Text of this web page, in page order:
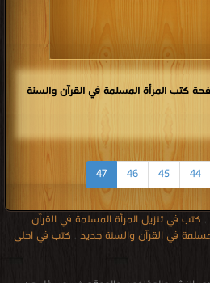
كتب المرأة المسلمة في القرآن والسنة
44
45
46
47
, كتب في تنزيل المرأة المسلمة في القرآن
في القرآن والسنة جديد , كتب في احلى